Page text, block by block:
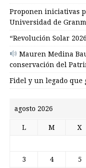
Proponen iniciativas
Universidad de
“Revolución Solar
Mauren Medina
conservación del
Fidel y un legado que
agosto 2026
L M X
3 4 5